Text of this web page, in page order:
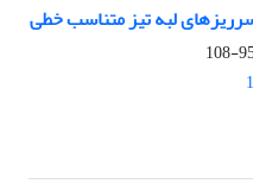
لبه تیز متناسب خطی
95-